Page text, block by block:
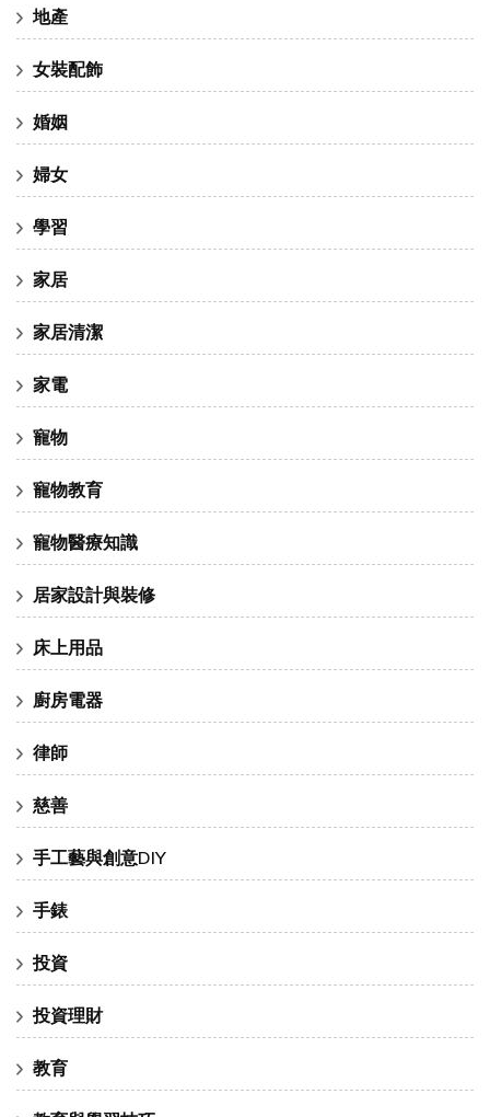
地產
女裝配飾
婚姻
婦女
學習
家居
家居清潔
家電
寵物
寵物教育
寵物醫療知識
居家設計與裝修
床上用品
廚房電器
律師
慈善
手工藝與創意DIY
手錶
投資
投資理財
教育